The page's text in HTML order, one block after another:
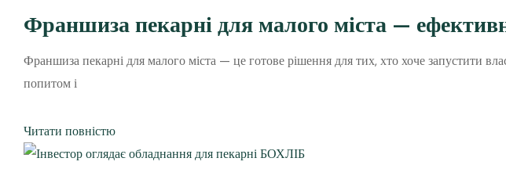
Франшиза пекарні для малого міста —
Франшиза пекарні для малого міста — це готове рішення для тих, хто хоче запустити
попитом і
Читати повністю